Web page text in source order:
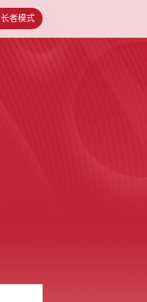
长者模式